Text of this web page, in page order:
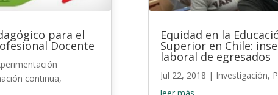
para el
Docente
continua,
Equidad en la
Superior en Chile:
laboral de egresados
Jul 22, 2018 | Investigación,